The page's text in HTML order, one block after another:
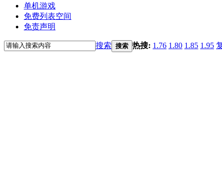
单机游戏
免费列表空间
免责声明
搜索 搜索 热搜: 1.76 1.80 1.85 1.95